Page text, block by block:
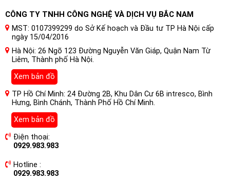
CÔNG TY TNHH CÔNG NGHỆ VÀ DỊCH VỤ BẮC NAM
MST: 0107399299 do Sở Kế hoạch và Đầu tư TP Hà Nội cấp
ngày 15/04/2016
Hà Nội: 26 Ngõ 123 Đường Nguyễn Văn Giáp, Quận Nam Từ
Liêm, Thành phố Hà Nội.
Xem bản đồ
TP Hồ Chí Minh: 24 Đường 2B, Khu Dân Cư 6B intresco, Bình
Hưng, Bình Chánh, Thành Phố Hồ Chí Minh.
Xem bản đồ
Điện thoại:
0929.983.983
Hotline :
0929.983.983